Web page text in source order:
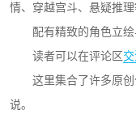
情、穿越宫斗、悬疑推理
配有精致的角色立绘
读者可以在评论区
这里集合了许多原
说。